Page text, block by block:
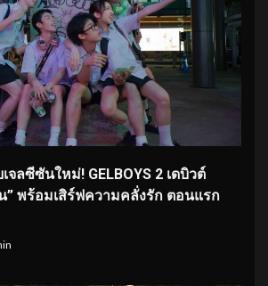
จลซีซันใหม่! GELBOYS 2 เดบิวต์
” พร้อมเสิร์ฟความคลั่งรัก ตอนแรก